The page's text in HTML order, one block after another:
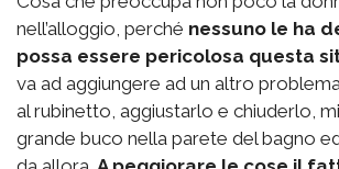
nell’alloggio, perché nessuno le ha
possa essere pericolosa questa
va ad aggiungere ad un altro
al rubinetto, aggiustarlo e chiuderlo,
grande buco nella parete del bagno